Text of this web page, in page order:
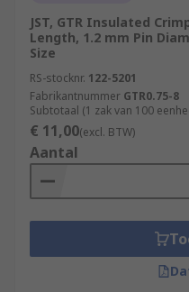
JST, GTR Insulated
Length, 1.2 mm Pin
Size
RS-stocknr. 122-5201
Fabrikantnummer GTR0.75-8
Subtotaal (1 zak van 100
€ 11,00(excl. BTW)
Aantal